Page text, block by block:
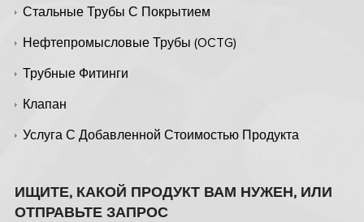
Стальные Трубы С Покрытием
Нефтепромысловые Трубы (OCTG)
Трубные Фитинги
Клапан
Услуга С Добавленной Стоимостью Продукта
ИЩИТЕ, КАКОЙ ПРОДУКТ ВАМ НУЖЕН, ИЛИ
ОТПРАВЬТЕ ЗАПРОС